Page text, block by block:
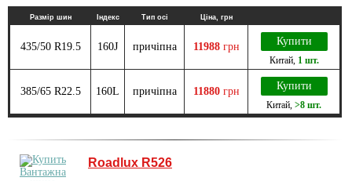
Размір шин Індекс Тип осі Ціна, грн
435/50 R19.5 160J причіпна 11988 грн Купити
Китай, 1 шт.
385/65 R22.5 160L причіпна 11880 грн Купити
Китай >8 шт.
Roadlux R526